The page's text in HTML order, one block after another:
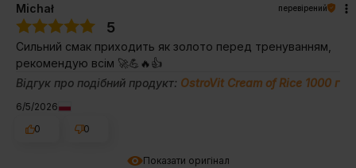
Показати оригінал
Michał перевірений
5
Сильний смак приходить як золото перед тренуванням,
рекомендую всім 🚀💪🔥👍️
Відгук про подібний продукт: OstroVit Cream of Rice 1000 г
6/5/2026
0
0